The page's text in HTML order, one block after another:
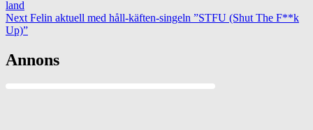
land
Next Felin aktuell med håll-käften-singeln ”STFU (Shut The F**k
Up)”
Annons